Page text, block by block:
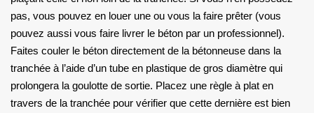
pas, vous pouvez en louer une ou vous la faire prêter (vous
pouvez aussi vous faire livrer le béton par un professionnel).
Faites couler le béton directement de la bétonneuse dans la
tranchée à l’aide d’un tube en plastique de gros diamètre qui
prolongera la goulotte de sortie. Placez une règle à plat en
travers de la tranchée pour vérifier que cette dernière est bien